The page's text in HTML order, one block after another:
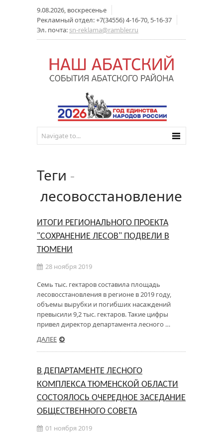
9.08.2026, воскресенье
Рекламный отдел: +7(34556) 4-16-70, 5-16-37
Эл. почта: sn-reklama@rambler.ru
Теги -
лесовосстановление
ИТОГИ РЕГИОНАЛЬНОГО ПРОЕКТА
"СОХРАНЕНИЕ ЛЕСОВ" ПОДВЕЛИ В
ТЮМЕНИ
28 ноября 2019
Семь тыс. гектаров составила площадь
лесовосстановления в регионе в 2019 году,
объемы вырубки и погибших насаждений
превысили 9,2 тыс. гектаров. Такие цифры
привел директор департамента лесного …
ДАЛЕЕ
В ДЕПАРТАМЕНТЕ ЛЕСНОГО
КОМПЛЕКСА ТЮМЕНСКОЙ ОБЛАСТИ
СОСТОЯЛОСЬ ОЧЕРЕДНОЕ ЗАСЕДАНИЕ
ОБЩЕСТВЕННОГО СОВЕТА
01 ноября 2019